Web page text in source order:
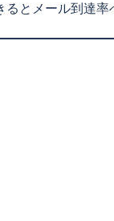
とメール到達率